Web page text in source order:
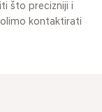
što precizniji i
kontaktirati